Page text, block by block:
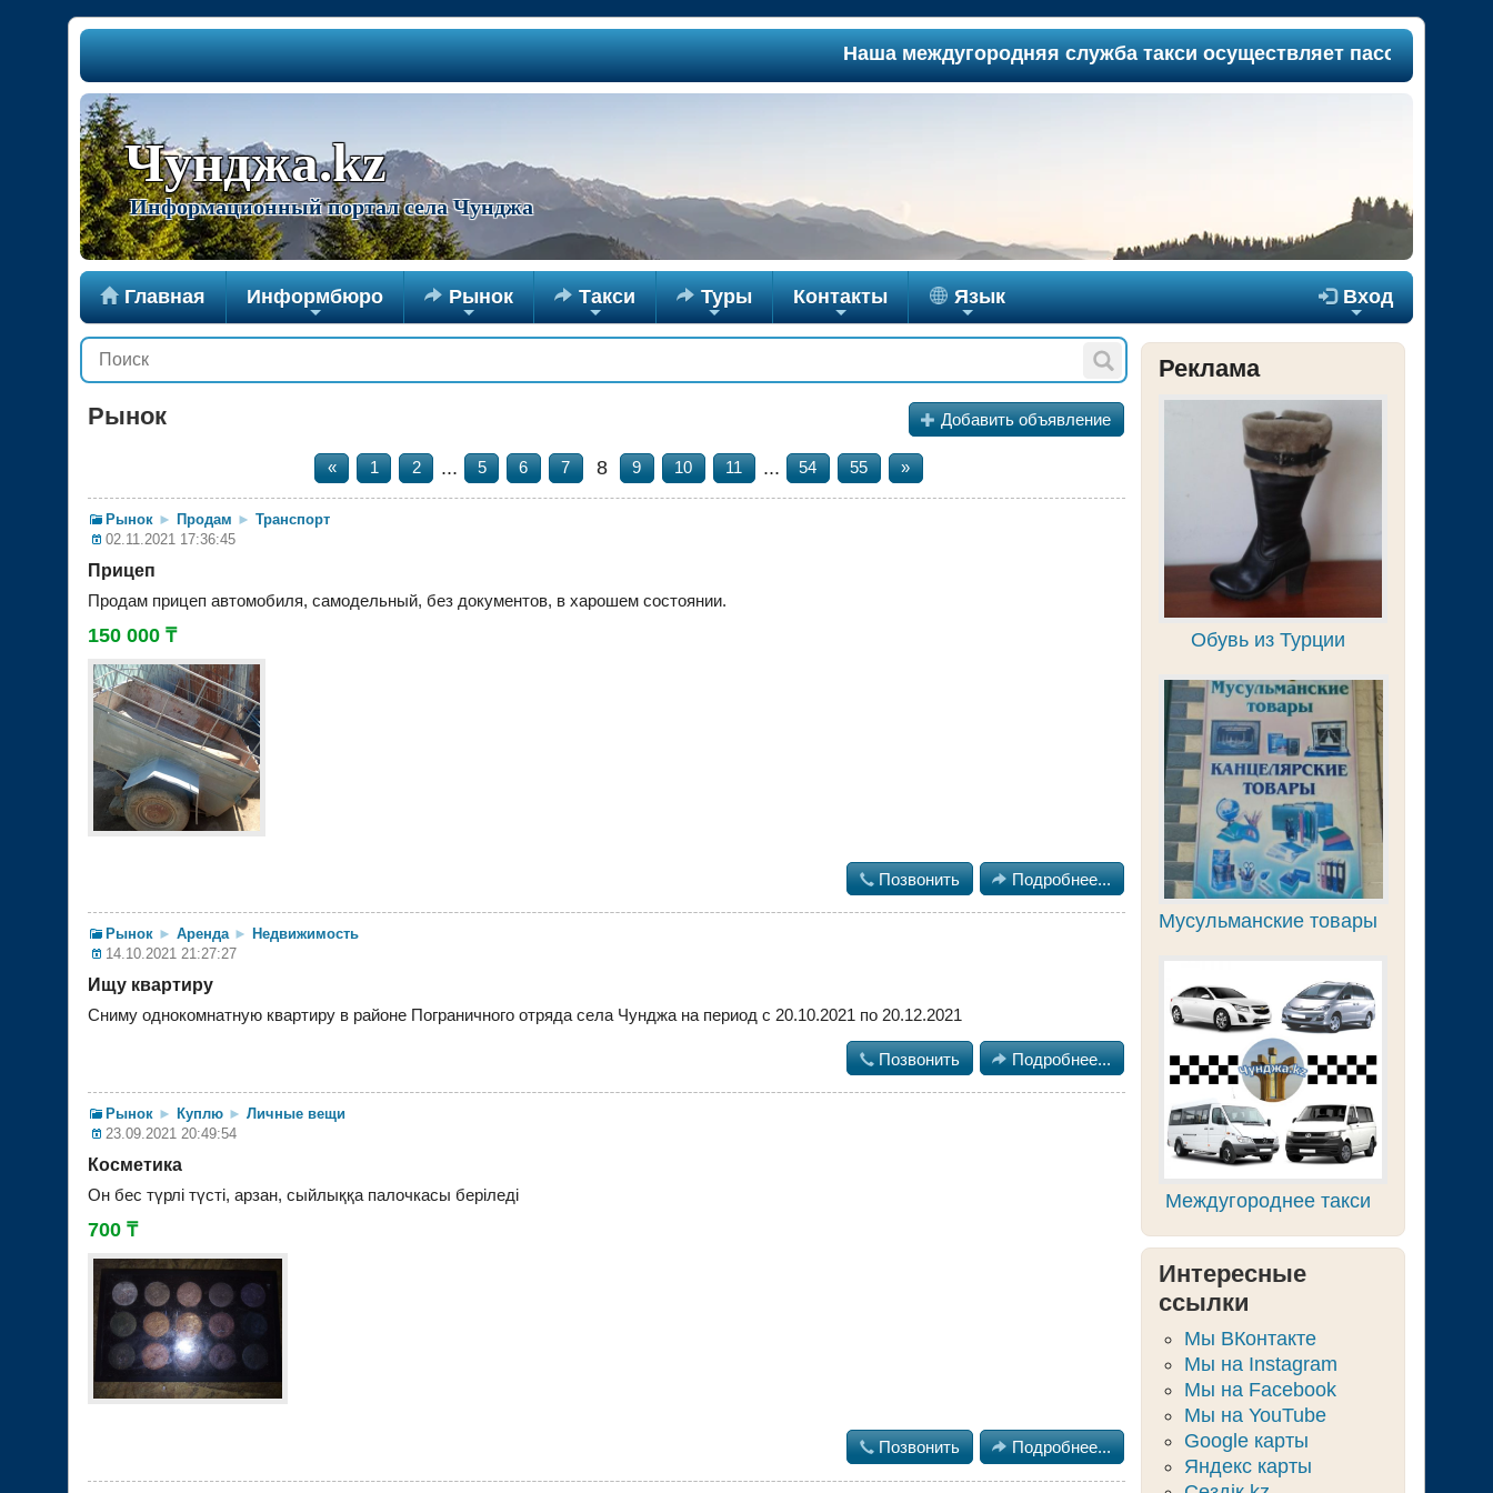
Наша междугородняя служба такси осуществляет
Чунджа.kz
Информационный портал села Чунджа
 Главная
+
Информбюро
+
 Рынок
+
 Такси
+
 Туры
+
Контакты
+
Язык  Вход
Рынок + Добавить объявление
« 1 2 ... 5 6 7 8 9 10 11 ... 54 55 »
Рынок ► Продам ► Транспорт
02.11.2021 17:36:45
Прицеп
Продам прицеп автомобиля, самодельный, без документов, в харошем состоянии.
150 000 ₸
 Позвонить  Подробнее...
Рынок ► Аренда ► Недвижимость
14.10.2021 21:27:27
Ищу квартиру
Сниму однокомнатную квартиру в районе Пограничного отряда села Чунджа на период с 20.10.2021 по 20.12.2021
 Позвонить  Подробнее...
Рынок ► Куплю ► Личные вещи
23.09.2021 20:49:54
Косметика
Он бес түрлі түсті, арзан, сыйлыққа палочкасы беріледі
700 ₸
 Позвонить  Подробнее...
Реклама
Обувь из Турции
Мусульманские товары
Междугороднее такси
Интересные
ссылки
Мы ВКонтакте
Мы на Instagram
Мы на Facebook
Мы на YouTube
Google карты
Яндекс карты